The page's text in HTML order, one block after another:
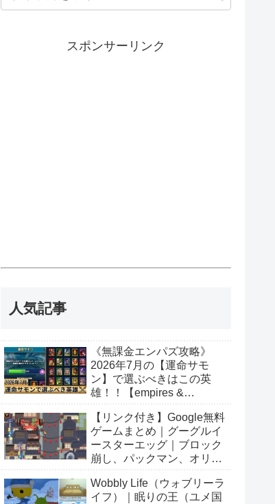
スポンサーリンク
人気記事
《無課金エンパズ攻略》
2026年7月の【運命サモ
ン】で選ぶべきはこの英
雄！！【empires &
【リンク付き】Google無料
ゲームまとめ｜グーグルイ
ースターエッグ｜ブロック
崩し、パックマン、オリン
Wobbly Life（ウォブリーラ
イフ）｜眠りの王（ユメ国